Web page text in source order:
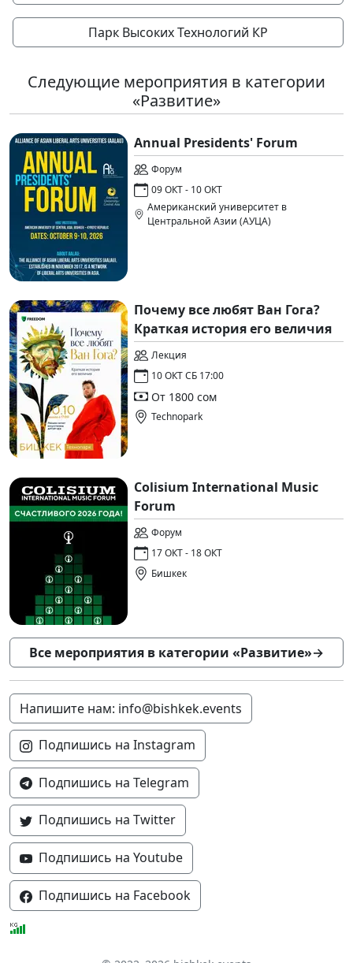
Парк Высоких Технологий КР
Следующие мероприятия в категории
«Развитие»
Annual Presidents' Forum
Форум
09 ОКТ - 10 ОКТ
Американский университет в
Центральной Азии (АУЦА)
Почему все любят Ван Гога?
Краткая история его величия
Лекция
10 ОКТ СБ 17:00
От 1800 сом
Technopark
Colisium International Music
Forum
Форум
17 ОКТ - 18 ОКТ
Бишкек
Все мероприятия в категории «Развитие»→
Напишите нам: info@bishkek.events
Подпишись на Instagram
Подпишись на Telegram
Подпишись на Twitter
Подпишись на Youtube
Подпишись на Facebook